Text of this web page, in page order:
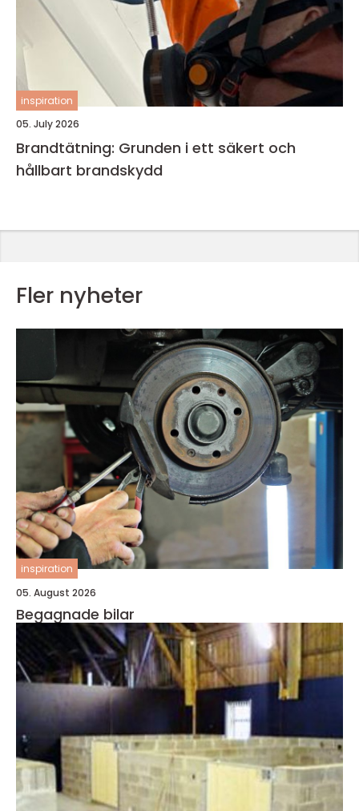
inspiration
05. July 2026
Brandtätning: Grunden i ett säkert och
hållbart brandskydd
Fler nyheter
inspiration
05. August 2026
Begagnade bilar